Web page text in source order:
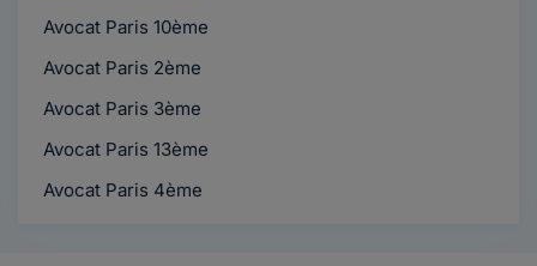
Avocat Paris 10ème
Avocat Paris 2ème
Avocat Paris 3ème
Avocat Paris 13ème
Avocat Paris 4ème